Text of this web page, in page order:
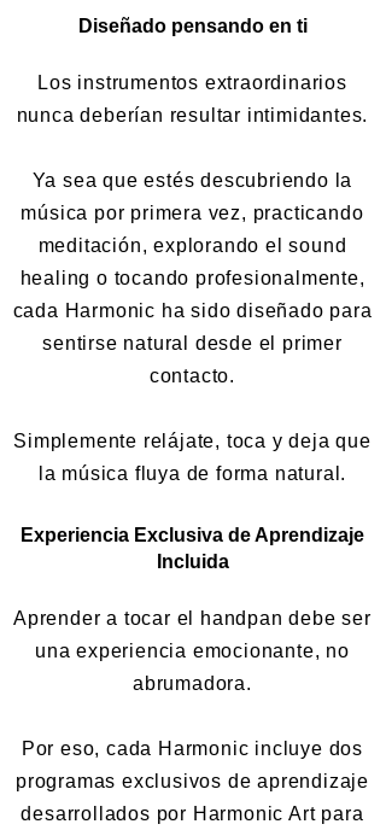
Diseñado pensando en ti
Los instrumentos extraordinarios
nunca deberían resultar intimidantes.
Ya sea que estés descubriendo la
música por primera vez, practicando
meditación, explorando el sound
healing o tocando profesionalmente,
cada Harmonic ha sido diseñado para
sentirse natural desde el primer
contacto.
Simplemente relájate, toca y deja que
la música fluya de forma natural.
Experiencia Exclusiva de Aprendizaje
Incluida
Aprender a tocar el handpan debe ser
una experiencia emocionante, no
abrumadora.
Por eso, cada Harmonic incluye dos
programas exclusivos de aprendizaje
desarrollados por Harmonic Art para